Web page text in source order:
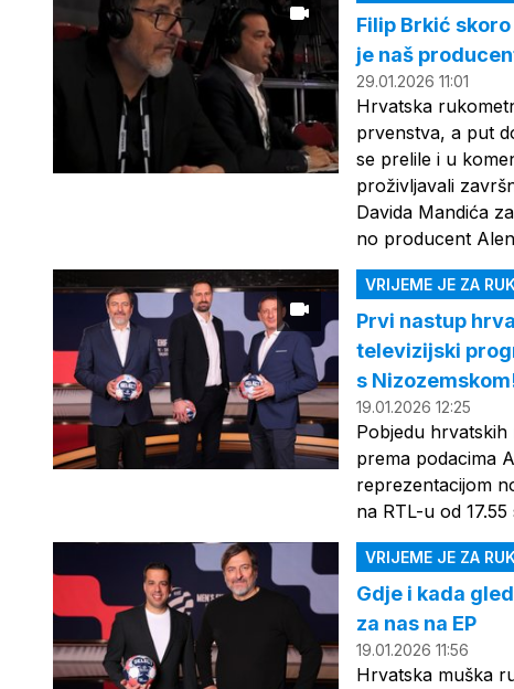
Filip Brkić
je naš
29.01.2026 11:01
Hrvatska
prvenstva, a put
se prelile i u
proživljavali
Davida Mandića
no producent
VRIJEME JE ZA
Prvi nastup
televizijski
s
19.01.2026 12:25
Pobjedu
prema podacima
reprezentacijom
na RTL-u od
VRIJEME JE ZA
Gdje i kada
za nas na EP
19.01.2026 11:56
Hrvatska muška